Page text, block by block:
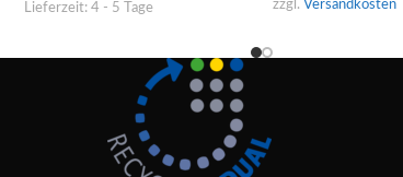
Lieferzeit:4 - 5 Tage zzgl.Versandkosten